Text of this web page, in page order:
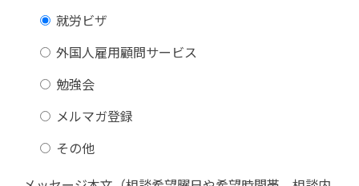
就労ビザ
外国人雇用顧問サービス
勉強会
メルマガ登録
その他